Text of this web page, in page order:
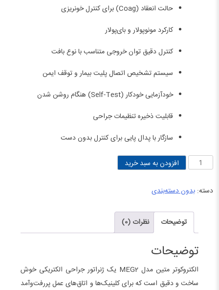
حالت انعقاد (Coag) برای کنترل خونریزی
کارکرد مونوپولار و بای‌پولار
کنترل دقیق توان خروجی متناسب با نوع بافت
سیستم تشخیص اتصال پلیت بیمار و توقف ایمن
خودآزمایی خودکار (Self-Test) هنگام روشن شدن
قابلیت ذخیره تنظیمات جراحی
سازگار با پدال پایی برای کنترل بدون دست
الکتروکوتر
مدل
افزودن به سبد خرید
دسته: بدون دسته‌بندی
توضیحات نظرات (0)
توضیحات
الکتروکوتر متین مدل MEG2 یک ژنراتور جراحی الکتریکی خوش‌
ساخت و دقیق است که برای کلینیک‌ها و اتاق‌های عمل پررفت‌وآمد